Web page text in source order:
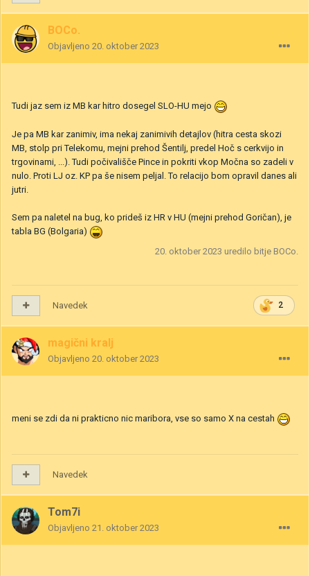
BOCo.
Objavljeno 20. oktober 2023
Tudi jaz sem iz MB kar hitro dosegel SLO-HU mejo
Je pa MB kar zanimiv, ima nekaj zanimivih detajlov (hitra cesta skozi
MB, stolp pri Telekomu, mejni prehod Šentilj, predel Hoč s cerkvijo in
trgovinami, ...). Tudi počivališče Pince in pokriti vkop Močna so zadeli v
nulo. Proti LJ oz. KP pa še nisem peljal. To relacijo bom opravil danes ali
jutri.
Sem pa naletel na bug, ko prideš iz HR v HU (mejni prehod Goričan), je
tabla BG (Bolgaria)
20. oktober 2023 uredilo bitje BOCo.
2
Navedek
magični kralj
Objavljeno 20. oktober 2023
meni se zdi da ni prakticno nic maribora, vse so samo X na cestah
Navedek
Tom7i
Objavljeno 21. oktober 2023